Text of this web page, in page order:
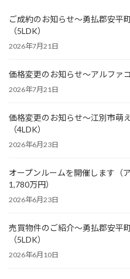
ご成約のお知らせ～勇払郡安平
（5LDK）
2026年7月21日
価格変更のお知らせ～アルファ
2026年7月21日
価格変更のお知らせ～江別市萌
（4LDK）
2026年6月23日
オープンルームを開催します（
1,780万円）
2026年6月23日
売買物件のご紹介～勇払郡安平
（5LDK）
2026年6月10日